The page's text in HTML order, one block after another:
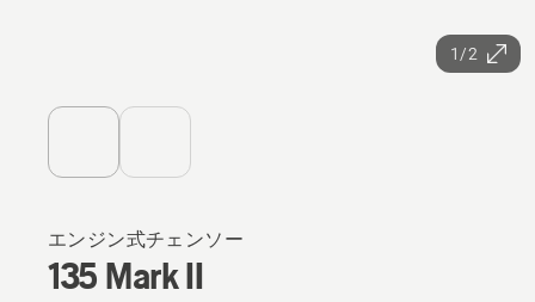
1/2
エンジン式チェンソー
135 Mark II